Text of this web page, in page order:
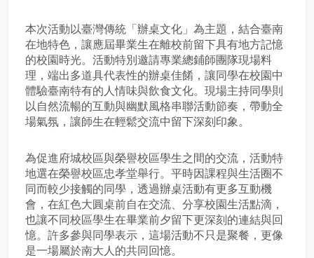
本次活動以臺灣傳統「辦桌文化」為主題，結合臺南
在地特色，讓應屆畢業生在離校前留下具有地方記憶
的校園時光。活動特別邀請專業總鋪師團隊現場料
理，端出多道具代表性的辦桌佳餚，讓同學在校園中
體驗臺南特有的人情味與飲食文化。現場主持同學則
以自然流暢的互動與幽默風格串聯活動節奏，帶動全
場氣氛，讓師生在輕鬆交流中留下深刻印象。
為促進府城校區與榮譽校區學生之間的交流，活動特
地選在榮譽校區忠孝堂舉行。平時因課程與生活圈不
同而較少接觸的同學，透過辦桌活動有更多互動機
會，在紅色大圓桌前自在交流、分享校園生活點滴，
也讓不同校區學生在畢業前夕留下更深刻的連結與回
憶。許多參與同學表示，這場活動不只是聚餐，更像
是一場屬於南大人的共同回憶。